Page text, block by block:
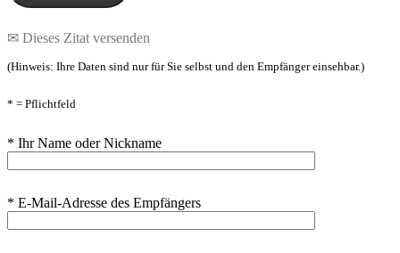
✉ Dieses Zitat versenden
(Hinweis: Ihre Daten sind nur für Sie selbst und den Empfänger einsehbar.)
* = Pflichtfeld
* Ihr Name oder Nickname
* E-Mail-Adresse des Empfängers